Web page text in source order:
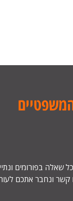
שאלה בפורומים
קשר ונחבר אתכם